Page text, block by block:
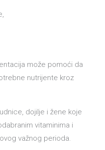
može pomoći da
nutrijente kroz
dojilje i žene koje
vitaminima i
važnog perioda.